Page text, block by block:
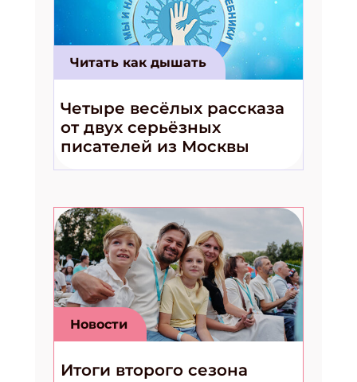
Читать как дышать
Четыре весёлых рассказа
от двух серьёзных
писателей из Москвы
Новости
Итоги второго сезона
Получи электронный "Классный журнал" в
подарок!
Укажите имя
Укажите Ваш Email